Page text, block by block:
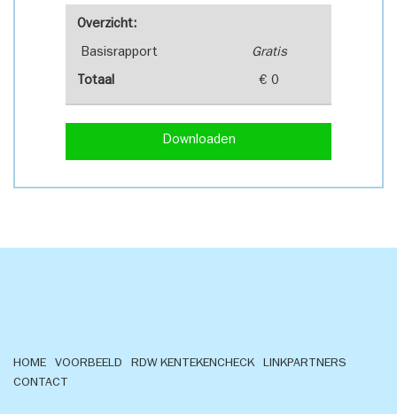
Overzicht:
Basisrapport Gratis
Totaal € 0
Downloaden
HOME VOORBEELD RDW KENTEKENCHECK
LINKPARTNERS
CONTACT